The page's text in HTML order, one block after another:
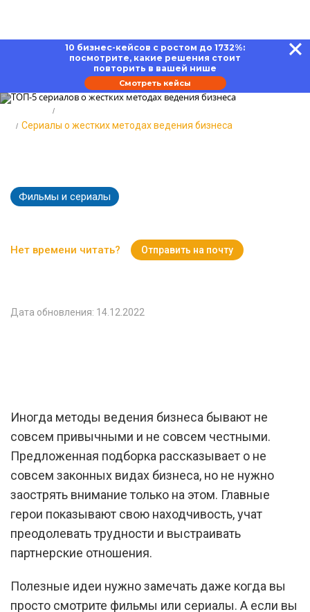
10 бизнес-кейсов с ростом до 1732%:
посмотрите, какие решения стоит
повторить в вашей нише
Смотреть кейсы
Сериалы о жестких методах ведения бизнеса
Фильмы и сериалы
Нет времени читать? Отправить на почту
Дата обновления: 14.12.2022
Иногда методы ведения бизнеса бывают не
совсем привычными и не совсем честными.
Предложенная подборка рассказывает о не
совсем законных видах бизнеса, но не нужно
заострять внимание только на этом. Главные
герои показывают свою находчивость, учат
преодолевать трудности и выстраивать
партнерские отношения.
Полезные идеи нужно замечать даже когда вы
просто смотрите фильмы или сериалы. А если вы